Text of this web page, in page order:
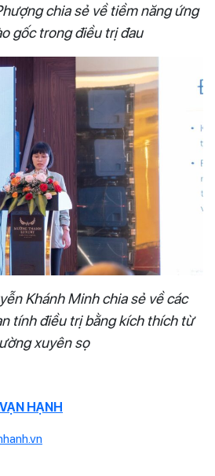
chia sẻ về tiềm năng ứng
gốc trong điều trị đau
Khánh Minh chia sẻ về các
tính điều trị bằng kích thích từ
xuyên sọ
HẠNH